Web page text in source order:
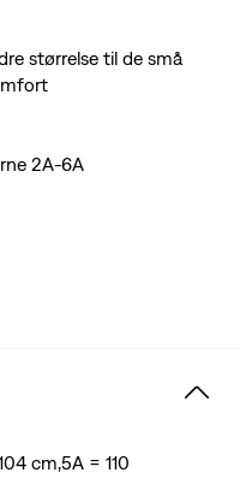
størrelse til de små
2A-6A
cm,5A = 110